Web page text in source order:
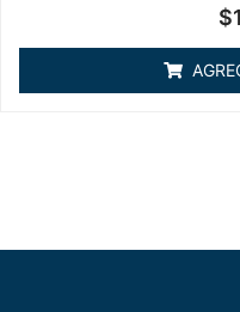
en
de
5
$